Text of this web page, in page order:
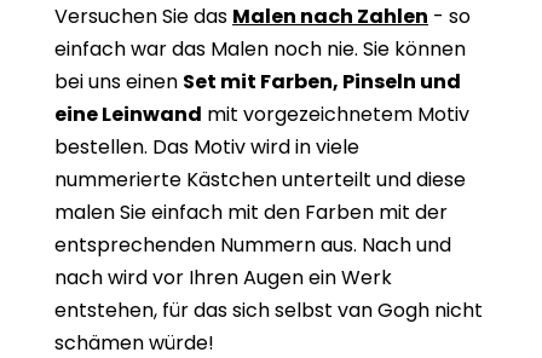
Versuchen Sie das Malen nach Zahlen - so
einfach war das Malen noch nie. Sie können
bei uns einen Set mit Farben, Pinseln und
eine Leinwand mit vorgezeichnetem Motiv
bestellen. Das Motiv wird in viele
nummerierte Kästchen unterteilt und diese
malen Sie einfach mit den Farben mit der
entsprechenden Nummern aus. Nach und
nach wird vor Ihren Augen ein Werk
entstehen, für das sich selbst van Gogh nicht
schämen würde!